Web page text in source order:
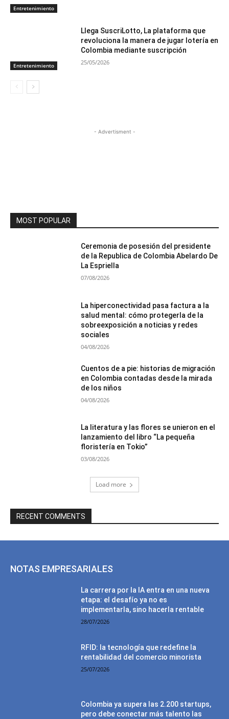
Entretenimiento
Entretenimiento
Llega SuscriLotto, La plataforma que
revoluciona la manera de jugar lotería en
Colombia mediante suscripción
25/05/2026
- Advertisment -
MOST POPULAR
Ceremonia de posesión del presidente
de la Republica de Colombia Abelardo De
La Espriella
07/08/2026
La hiperconectividad pasa factura a la
salud mental: cómo protegerla de la
sobreexposición a noticias y redes
sociales
04/08/2026
Cuentos de a pie: historias de migración
en Colombia contadas desde la mirada
de los niños
04/08/2026
La literatura y las flores se unieron en el
lanzamiento del libro “La pequeña
floristería en Tokio”
03/08/2026
Load more
RECENT COMMENTS
NOTAS EMPRESARIALES
La carrera por la IA entra en una nueva
etapa: el desafío ya no es
implementarla, sino hacerla rentable
28/07/2026
RFID: la tecnología que redefine la
rentabilidad del comercio minorista
25/07/2026
Colombia ya supera las 2.200 startups,
pero debe conectar más talento las